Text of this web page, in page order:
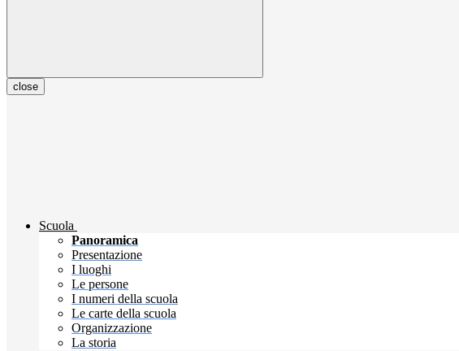
close
Scuola
Panoramica
Presentazione
I luoghi
Le persone
I numeri della scuola
Le carte della scuola
Organizzazione
La storia